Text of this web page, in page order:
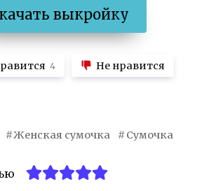
выкройку
4 Не нравится
Женская сумочка Сумочка